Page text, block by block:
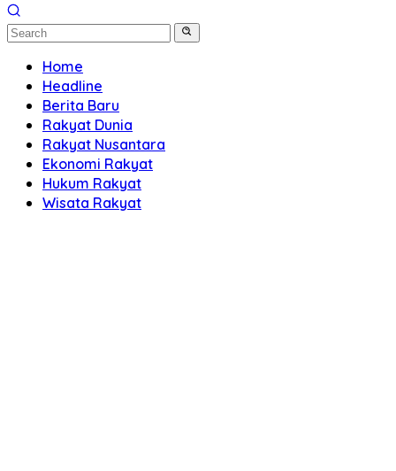
Home
Headline
Berita Baru
Rakyat Dunia
Rakyat Nusantara
Ekonomi Rakyat
Hukum Rakyat
Wisata Rakyat